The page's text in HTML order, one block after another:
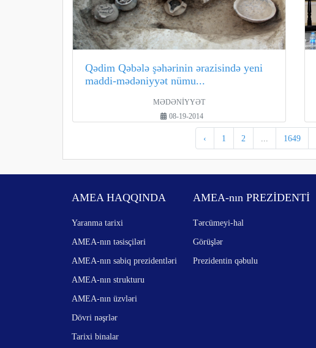
Qədim Qəbələ şəhərinin ərazisində yeni
maddi-mədəniyyət nümu...
MƏDƏNİYYƏT
08-19-2014
‹ 1 2 1649
AMEA HAQQINDA
Yaranma tarixi
AMEA-nın təsisçiləri
AMEA-nın sabiq prezidentləri
AMEA-nın strukturu
AMEA-nın üzvləri
Dövri nəşrlər
Tarixi binalar
AMEA-nın PREZİDENTİ
Tərcümeyi-hal
Görüşlər
Prezidentin qəbulu